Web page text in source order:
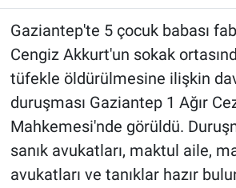
Gaziantep'te 5 çocuk babası
Cengiz Akkurt'un sokak
tüfekle öldürülmesine ilişkin
duruşması Gaziantep 1 Ağır
Mahkemesi'nde görüldü.
sanık avukatları, maktul aile,
avukatları ve tanıklar hazır